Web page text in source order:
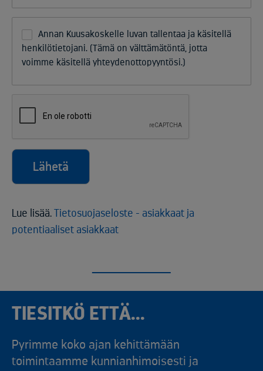
Annan Kuusakoskelle luvan tallentaa ja käsitellä
henkilötietojani. (Tämä on välttämätöntä, jotta
voimme käsitellä yhteydenottopyyntösi.)
Lähetä
Lue lisää.
Tietosuojaseloste - asiakkaat ja
potentiaaliset asiakkaat
TIESITKÖ ETTÄ...
Pyrimme koko ajan kehittämään
toimintaamme kunnianhimoisesti ja